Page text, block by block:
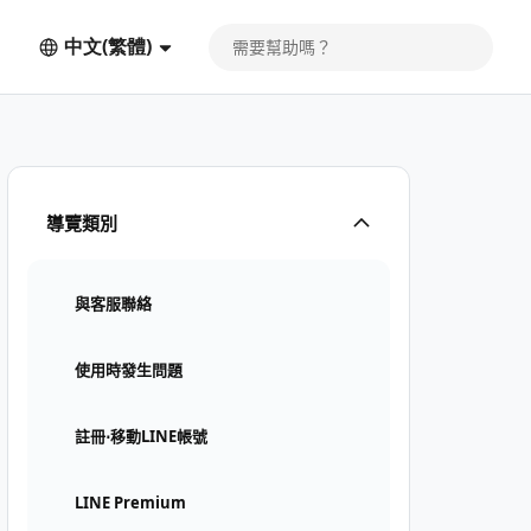
中文(繁體)
導覽類別
與客服聯絡
使用時發生問題
註冊⋅移動LINE帳號
LINE Premium